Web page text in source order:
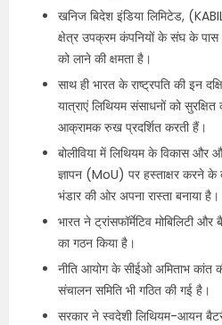
खनिज बिदेश इंडिया लिमिटेड,
क्षेत्र उपक्रम कंपनियों के संघ के पास
को लाने की क्षमता है।
साथ ही भारत के राष्ट्रपति की इन
यात्राएं लिथियम संसाधनों को
आक्रामक रुख प्रदर्शित करती हैं।
बोलीविया में लिथियम के विकास और
ज्ञापन (MoU) पर हस्ताक्षर करने के
भंडार की ओर अपना रास्ता बनाया है।
भारत ने ट्रांसफॉर्मेटिव मोबिलिटी
का गठन किया है।
नीति आयोग के सीईओ अमिताभ कांत
संचालन समिति भी गठित की गई है।
सरकार ने स्वदेशी लिथियम-आयन